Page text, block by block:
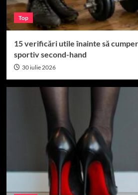
Top
15 verificări utile înainte să
sportiv second-hand
30 iulie 2026